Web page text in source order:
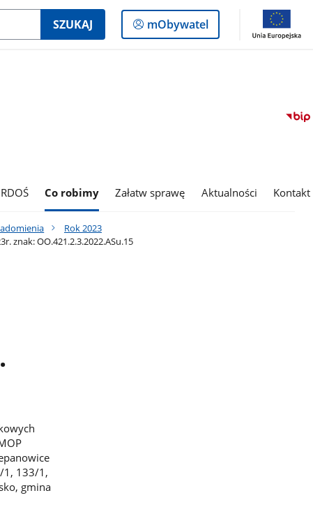
SZUKAJ
Logowanie
do
mObywatel
Co robimy Załatw sprawę Aktualności Kontakt
Rok 2023
znak: OO.421.2.3.2022.ASu.15
1, 133/1,
gmina